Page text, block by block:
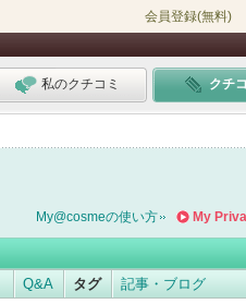
会員登録(無料)
私のクチコミ クチ
My
My@cosmeの使い方
Q&A タグ 記事・ブログ